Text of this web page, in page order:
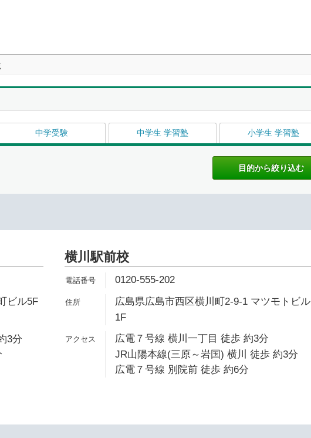
中学受験 中学生 学習塾 小学生 学習塾
ビル5F
3分
横川駅前校
0120-555-202
広島県広島市西区横川町2-9-1 マツモトビル
1F
広電７号線 横川一丁目 徒歩 約3分
JR山陽本線(三原～岩国) 横川 徒歩 約3分
広電７号線 別院前 徒歩 約6分